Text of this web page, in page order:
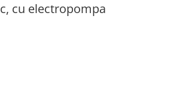
cu electropompa